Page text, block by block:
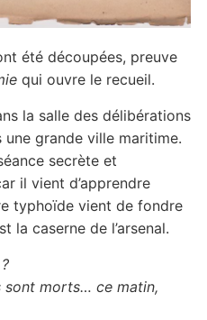
été découpées, preuve
qui ouvre le recueil.
la salle des délibérations
grande ville maritime.
secrète et
il vient d’apprendre
typhoïde vient de fondre
la caserne de l’arsenal.
sont morts… ce matin,